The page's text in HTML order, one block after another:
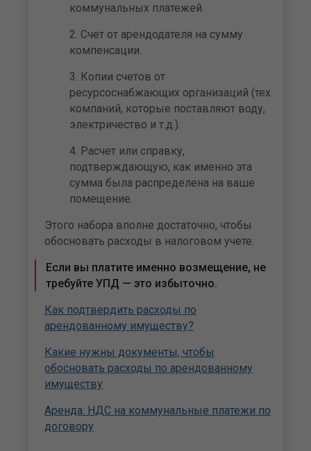
коммунальных платежей.
Счет от арендодателя на сумму
компенсации.
Копии счетов от
ресурсоснабжающих организаций (тех
компаний, которые поставляют воду,
электричество и т.д.).
Расчет или справку,
подтверждающую, как именно эта
сумма была распределена на ваше
помещение.
Этого набора вполне достаточно, чтобы
обосновать расходы в налоговом учете.
Если вы платите именно возмещение, не
требуйте УПД — это избыточно.
Как подтвердить расходы по
арендованному имуществу?
Какие нужны документы, чтобы
обосновать расходы по арендованному
имуществу
Аренда: НДС на коммунальные платежи по
договору